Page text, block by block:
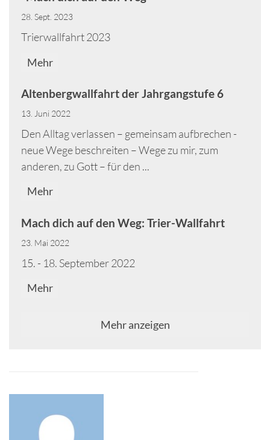
28. Sept. 2023
Trierwallfahrt 2023
Mehr
Altenbergwallfahrt der Jahrgangstufe 6
13. Juni 2022
Den Alltag verlassen – gemeinsam aufbrechen -
neue Wege beschreiten – Wege zu mir, zum
anderen, zu Gott – für den ...
Mehr
Mach dich auf den Weg: Trier-Wallfahrt
23. Mai 2022
15. - 18. September 2022
Mehr
Mehr anzeigen